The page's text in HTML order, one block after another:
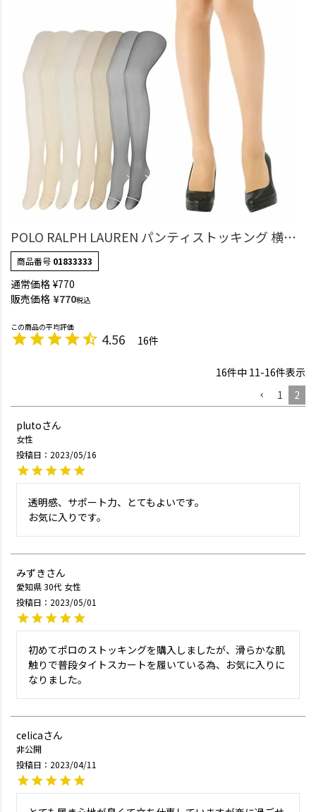
POLO RALPH LAUREN パンティストッキング 横縞
のない滑らかな履き心地 ゾッキシアーサポート つ
ま先スルー レディース 【365日最短翌日発送】
01833333
商品番号 01833333
通常価格 ¥770
販売価格 ¥770税込
4.56 16
16件中 11-16件表示
1
2
pluto
女性
投稿日
2023/05/16
透明感、サポート力、とてもよいです。
お気に入りです。
みずき
愛知県30代 女性
投稿日
2023/05/01
初めてポロのストッキングを購入しましたが、滑らかな肌
触りで普段タイトスカートを履いている為、お気に入りに
なりました。
celica
非公開
投稿日
2023/04/11